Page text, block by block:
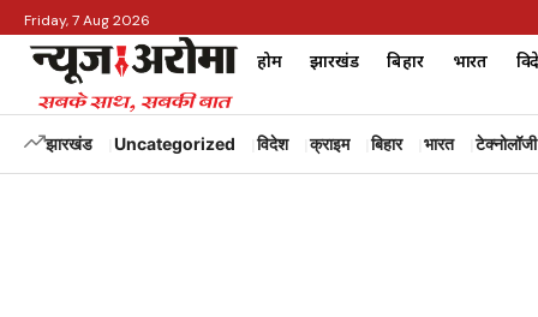
Friday, 7 Aug 2026
होम झारखंड बिहार भारत
झारखंड Uncategorized विदेश क्राइम बिहार भारत टेक्नोलॉजी